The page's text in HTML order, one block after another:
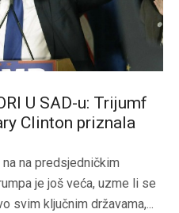
U SAD-u: Trijumf
Clinton priznala
na predsjedničkim
je još veća, uzme li se
svim ključnim državama,...